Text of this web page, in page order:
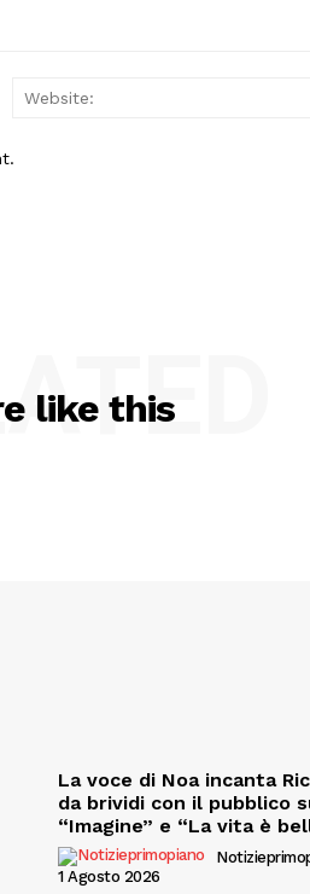
like this
La voce di Noa incanta
da brividi con il pubblico
“Imagine” e “La vita è
1 Agosto 2026